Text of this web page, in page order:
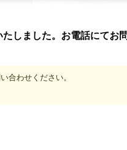
しました。お電話にてお
合わせください。